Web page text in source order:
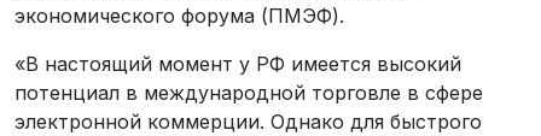
экономического форума (ПМЭФ).
«В настоящий момент у РФ имеется высокий
потенциал в международной торговле в сфере
электронной коммерции. Однако для быстрого